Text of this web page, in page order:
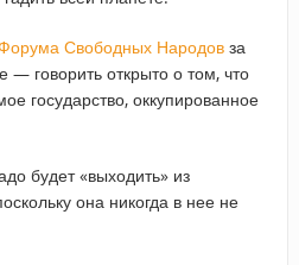
Свободных Народовза
— говорить открыто о том, что
государство, оккупированное
будет «выходить» из
она никогда в нее не